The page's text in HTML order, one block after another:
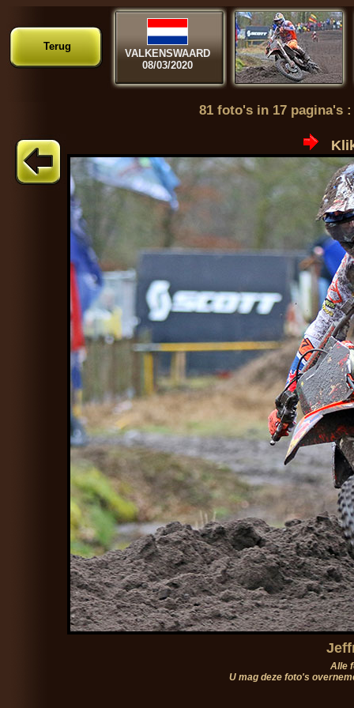
Terug
VALKENSWAARD
08/03/2020
81 foto's in 17 pagina's
Alle
U mag deze foto's